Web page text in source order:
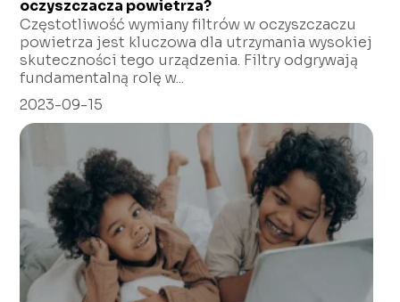
oczyszczacza powietrza?
Częstotliwość wymiany filtrów w oczyszczaczu
powietrza jest kluczowa dla utrzymania wysokiej
skuteczności tego urządzenia. Filtry odgrywają
fundamentalną rolę w...
2023-09-15